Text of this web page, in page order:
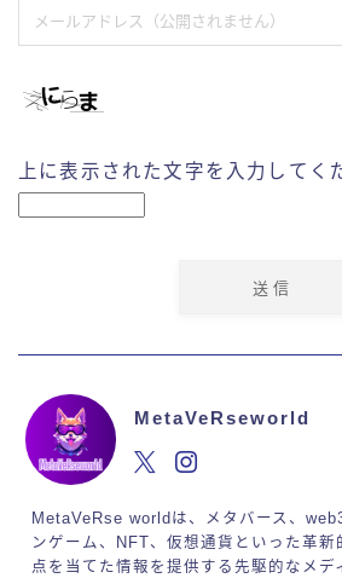
上に表示された文字を入力してく
MetaVeRseworld
MetaVeRse worldは、メタバース、
ンゲーム、NFT、仮想通貨といった革新
点を当てた情報を提供する先駆的なメデ